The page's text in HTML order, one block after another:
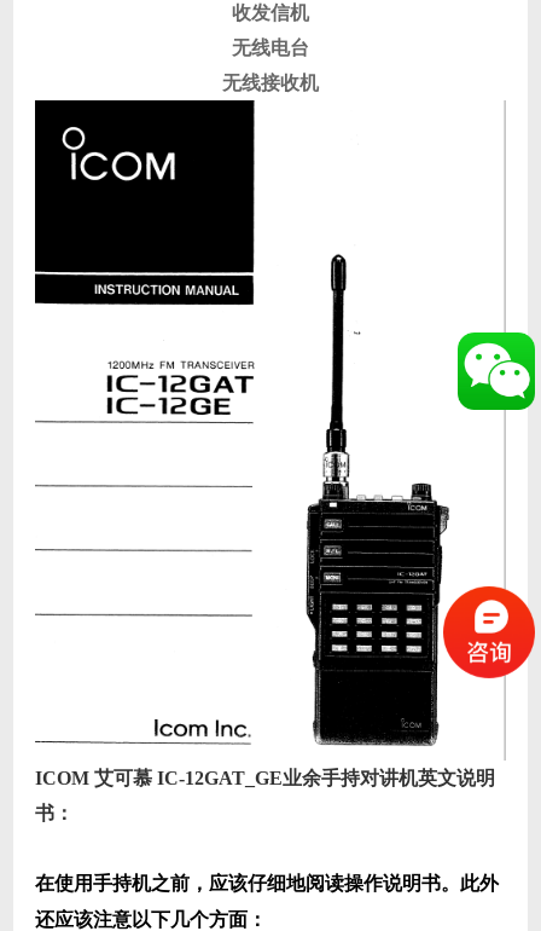
收发信机
无线电台
无线接收机
ICOM 艾可慕 IC-12GAT_GE业余手持对讲机英文说明
书：
在使用手持机之前，应该仔细地阅读操作说明书。此外
还应该注意以下几个方面：